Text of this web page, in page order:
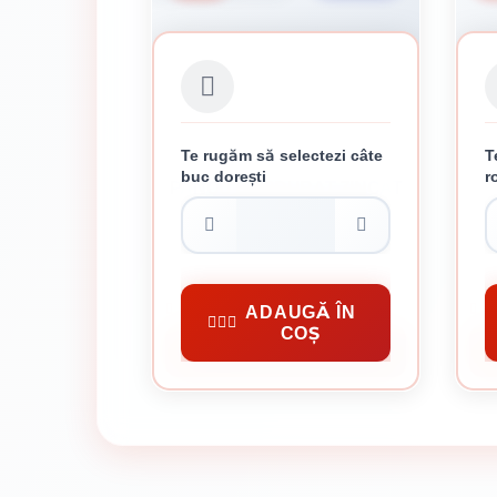
PANOU BORDURAT ZINCAT
Panou Bordurat Zincat 4.2
CUMPĂRĂ
Te rugăm să selectezi câte
buc dorești
ADAUGĂ ÎN
COȘ